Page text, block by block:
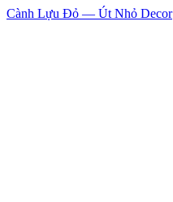
Cành Lựu Đỏ — Út Nhỏ Decor